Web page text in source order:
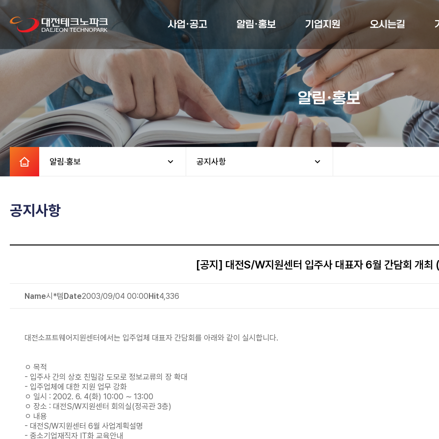
사업·공고 알림·홍보 기업지원 오시는길
알림·홍보
알림·홍보 공지사항
공지사항
[공지] 대전S/W지원센터 입주사 대표자 6월 간담회 개최
Name시*템Date2003/09/04 00:00Hit4,336
대전소프트웨어지원센터에서는 입주업체 대표자 간담회를 아래와 같이 실시합니다.
ㅇ 목적
- 입주사 간의 상호 친밀감 도모로 정보교류의 장 확대
- 입주업체에 대한 지원 업무 강화
ㅇ 일시 : 2002. 6. 4(화) 10:00 ∼ 13:00
ㅇ 장소 : 대전S/W지원센터 회의실(정곡관 3층)
ㅇ 내용
- 대전S/W지원센터 6월 사업계획설명
- 중소기업재직자 IT화 교육안내